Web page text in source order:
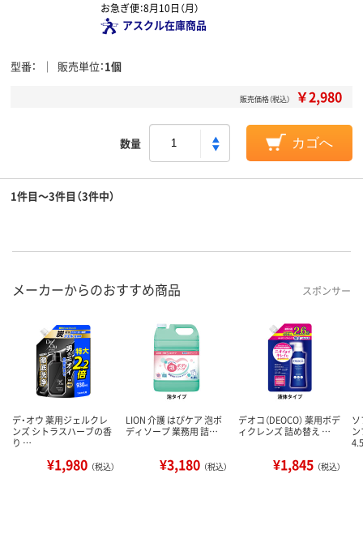
お急ぎ便：8月10日（月）
アスクル在庫商品
型番 販売単位 1個
販売価格（税込） ￥2,980
数量 カゴへ
1件目～3件目（3件中）
メーカーからのおすすめ商品 スポンサー
デ・オウ 薬用ジェルクレ
ンズ シトラスハーブの香
り …
¥1,980 （税込）
LION 介護 はぴケア 泡ボ
ディソープ 業務用 詰…
¥3,180 （税込）
デオコ（DEOCO） 薬用ボデ
ィクレンズ 詰め替え …
¥1,845 （税込）